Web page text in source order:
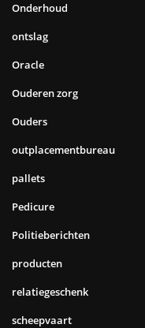
Onderhoud
ontslag
Oracle
Ouderen zorg
Ouders
outplacementbureau
pallets
Pedicure
Politieberichten
producten
relatiegeschenk
scheepvaart